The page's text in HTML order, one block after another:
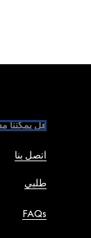
هل يمكننا
اتصل بنا
طلبي
FAQs